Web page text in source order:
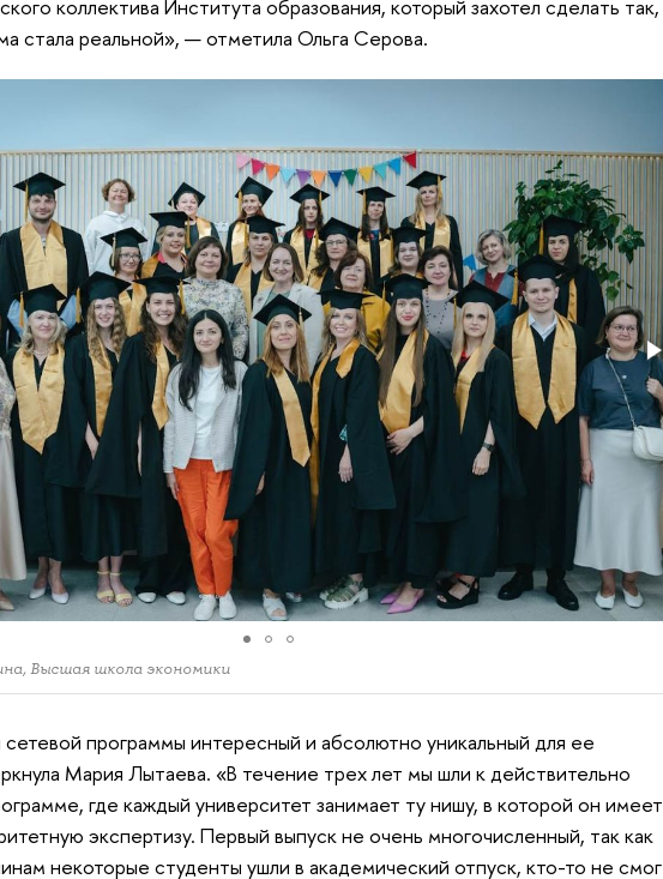
коллектива Института образования, который захотел сделать так,
стала реальной», — отметила Ольга Серова.
Высшая школа экономики
программы интересный и абсолютно уникальный для ее
Мария Лытаева. «В течение трех лет мы шли к действительно
где каждый университет занимает ту нишу, в которой он имеет
экспертизу. Первый выпуск не очень многочисленный, так как
некоторые студенты ушли в академический отпуск, кто-то не смог